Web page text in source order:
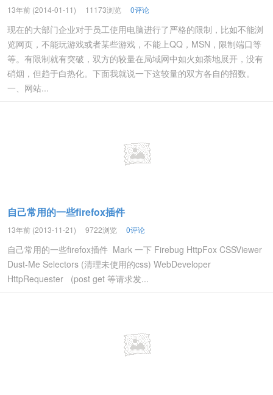
13年前 (2014-01-11) 11173浏览 0评论
现在的大部门企业对于员工使用电脑进行了严格的限制，比如不能浏
览网页，不能玩游戏或者某些游戏，不能上QQ，MSN，限制端口等
等。有限制就有突破，双方的较量在局域网中如火如荼地展开，没有
硝烟，但趋于白热化。下面我就说一下这较量的双方各自的招数。
一、网站...
自己常用的一些firefox插件
13年前 (2013-11-21) 9722浏览 0评论
自己常用的一些firefox插件 Mark 一下 Firebug HttpFox CSSViewer
Dust-Me Selectors (清理未使用的css) WebDeveloper
HttpRequester (post get 等请求发...